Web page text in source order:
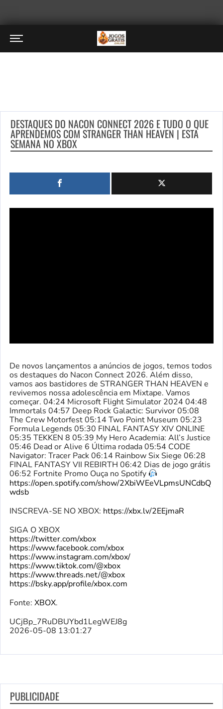
DESTAQUES DO NACON CONNECT 2026 E TUDO O QUE
APRENDEMOS COM STRANGER THAN HEAVEN | ESTA
SEMANA NO XBOX
De novos lançamentos a anúncios de jogos, temos todos
os destaques do Nacon Connect 2026. Além disso,
vamos aos bastidores de STRANGER THAN HEAVEN e
revivemos nossa adolescência em Mixtape. Vamos
começar. 04:24 Microsoft Flight Simulator 2024 04:48
Immortals 04:57 Deep Rock Galactic: Survivor 05:08
The Crew Motorfest 05:14 Two Point Museum 05:23
Formula Legends 05:30 FINAL FANTASY XIV ONLINE
05:35 TEKKEN 8 05:39 My Hero Academia: All’s Justice
05:46 Dead or Alive 6 Última rodada 05:54 CODE
Navigator: Tracer Pack 06:14 Rainbow Six Siege 06:28
FINAL FANTASY VII REBIRTH 06:42 Dias de jogo grátis
06:52 Fortnite Promo Ouça no Spotify
https://open.spotify.com/show/2XbiWEeVLpmsUNCdbQ
wdsb
INSCREVA-SE NO XBOX: https://xbx.lv/2EEjmaR
SIGA O XBOX
https://twitter.com/xbox
https://www.facebook.com/xbox
https://www.instagram.com/xbox/
https://www.tiktok.com/@xbox
https://www.threads.net/@xbox
https://bsky.app/profile/xbox.com
Fonte: XBOX.
UCjBp_7RuDBUYbd1LegWEJ8g
2026-05-08 13:01:27
PUBLICIDADE